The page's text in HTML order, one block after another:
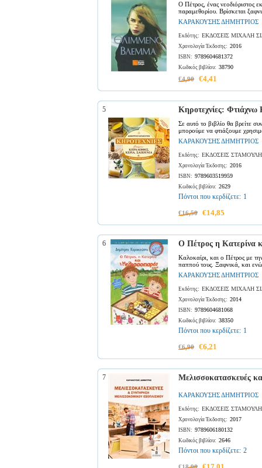
Ο Πέτρος, ένας νεοδιόριστος
παραμεθορίου. Βρίσκεται
ΚΑΡΑΚΟΥΣΗΣ ΔΗΜΗΤΡΙΟΣ
Εκδότης: ΕΚΔΟΣΕΙΣ ΜΙΧΑΛΗ
Χρονολογία Έκδοσης: 2016
ISBN: 9789604681372
Κωδικός βιβλίου: 38790
€4,90 €4,41
5 Κηροτεχνίες: Φτιάχνω
Σε αυτό το βιβλίο θα βρείτε
μπορούμε να φτιάξουμε
ΚΑΡΑΚΟΥΣΗΣ ΔΗΜΗΤΡΙΟΣ
Εκδότης: ΕΚΔΟΣΕΙΣ ΣΤΑΜΟΥΛΗ
Χρονολογία Έκδοσης: 2016
ISBN: 9789603519959
Κωδικός βιβλίου: 2629
Πόντοι που κερδίζετε: 1
€16,50 €14,85
6 Ο Πέτρος η Κατερίνα
Καλοκαίρι, και ο Πέτρος με
παππού τους. Ξαφνικά, και
ΚΑΡΑΚΟΥΣΗΣ ΔΗΜΗΤΡΙΟΣ
Εκδότης: ΕΚΔΟΣΕΙΣ ΜΙΧΑΛΗ
Χρονολογία Έκδοσης: 2014
ISBN: 9789604681068
Κωδικός βιβλίου: 38350
Πόντοι που κερδίζετε: 1
€6,90 €6,21
7 Μελισσοκατασκευές
ΚΑΡΑΚΟΥΣΗΣ ΔΗΜΗΤΡΙΟΣ
Εκδότης: ΕΚΔΟΣΕΙΣ ΣΤΑΜΟΥΛΗ
Χρονολογία Έκδοσης: 2017
ISBN: 9789606180132
Κωδικός βιβλίου: 2646
Πόντοι που κερδίζετε: 2